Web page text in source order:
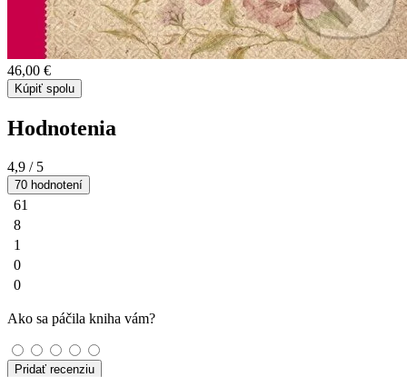
46,00 €
Kúpiť spolu
Hodnotenia
4,9 / 5
70 hodnotení
61
8
1
0
0
Ako sa páčila kniha vám?
Pridať recenziu